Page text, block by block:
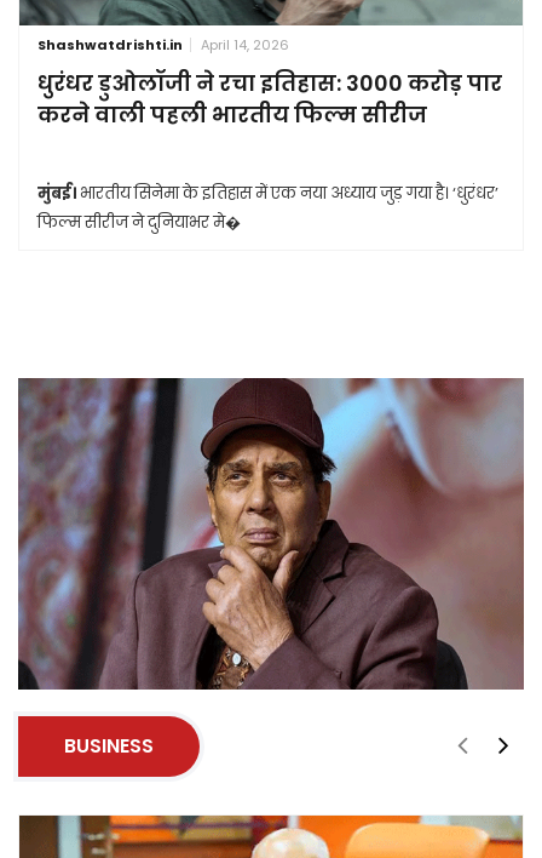
Shashwatdrishti.in April 14, 2026
धुरंधर डुओलॉजी ने रचा इतिहास: 3000 करोड़ पार
करने वाली पहली भारतीय फिल्म सीरीज
मुंबई। भारतीय सिनेमा के इतिहास में एक नया अध्याय जुड़ गया है। ‘धुरंधर’
फिल्म सीरीज ने दुनियाभर मे�
BUSINESS